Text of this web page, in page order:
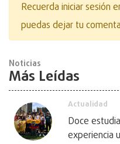
Recuerda iniciar sesión
puedas dejar tu
Noticias
Más Leídas
Actualidad
Doce
experiencia